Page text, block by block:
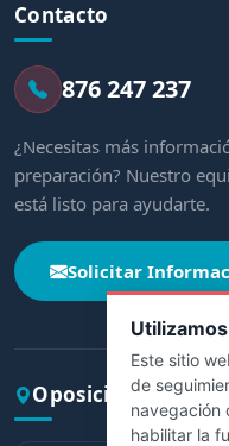
Este sitio
de
navegación
habilitar la
Contacto
876 247 237
¿Necesitas más
preparación? Nuestro
está listo para ayudarte.
Solicitar
Oposiciones por